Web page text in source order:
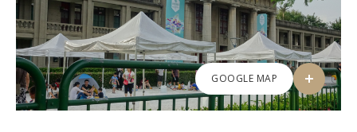
GOOGLE MAP